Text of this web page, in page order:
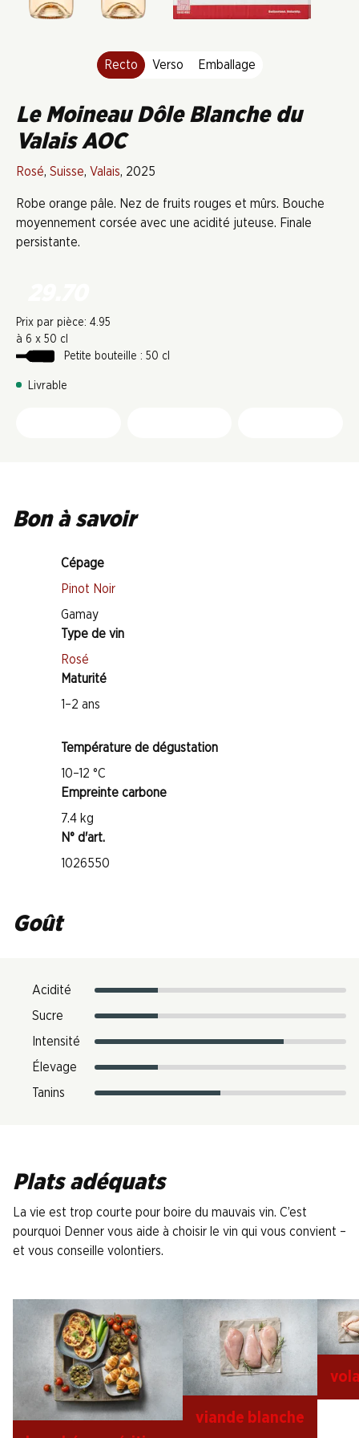
Recto Verso Emballage
Le Moineau Dôle Blanche du
Valais AOC
Rosé, Suisse, Valais, 2025
Robe orange pâle. Nez de fruits rouges et mûrs. Bouche
moyennement corsée avec une acidité juteuse. Finale
persistante.
Prix par pièce: 4.95
à 6 x 50 cl
Petite bouteille : 50 cl
Livrable
Bon à savoir
Cépage
Pinot Noir
Gamay
Type de vin
Rosé
Maturité
1–2 ans
Température de dégustation
10–12 °C
Empreinte carbone
7.4 kg
N° d'art.
1026550
Goût
Acidité
Sucre
Intensité
Élevage
Tanins
Plats adéquats
La vie est trop courte pour boire du mauvais vin. C’est
pourquoi Denner vous aide à choisir le vin qui vous convient –
et vous conseille volontiers.
viande blanche